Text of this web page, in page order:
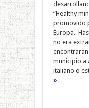
“Healthy
promovido
Europa.
no era
encontraran
municipio a
italiano o
»